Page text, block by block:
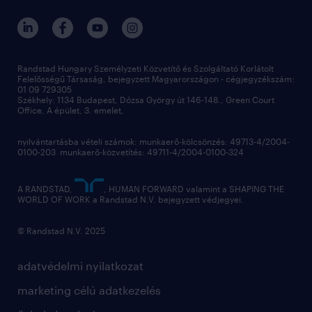
kapcsolat
hr kutatások
kiválasztás
megtartás
munkahelyi teljesítmény
toborzás
munkaerőpiac
hírlevél
adatvédelmi nyilatkozat
marketing célú adatkezelés
Randstad Hungary Személyzeti Közvetítő és Szolgáltató Korlátolt
Felelősségű Társaság, bejegyzett Magyarországon - cégjegyzékszám:
01 09 729305
Székhely: 1134 Budapest, Dózsa György út 146-148., Green Court
Office, A épület, 3. emelet,
nyilvántartásba vételi számok: munkaerő-kölcsönzés: 49713-4/2004-
0100-203 munkaerő-közvetítés: 49711-4/2004-0100-324
A RANDSTAD,
, HUMAN FORWARD valamint a SHAPING THE
WORLD OF WORK a Randstad N.V. bejegyzett védjegyei.
© Randstad N.V. 2025